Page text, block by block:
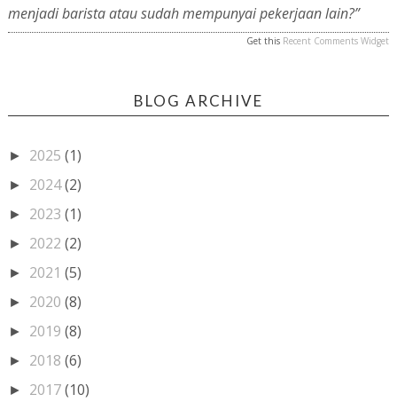
menjadi barista atau sudah mempunyai pekerjaan lain?”
Get this Recent Comments Widget
BLOG ARCHIVE
► 2025 (1)
► 2024(2)
► 2023 (1)
► 2022 (2)
► 2021 (5)
► 2020 (8)
► 2019 (8)
► 2018 (6)
► 2017(10)